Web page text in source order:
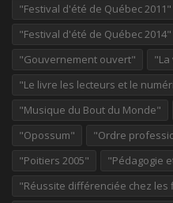
"Festival d'été de Québec 2011"
"Festival d'été de Québec 2014"
"Gouvernement ouvert"
"La
"Le livre les lecteurs et le
"Musique du Bout du Monde"
"Opossum"
"Ordre
"Poitiers 2005"
"Pédagogie
"Réussite différenciée chez les